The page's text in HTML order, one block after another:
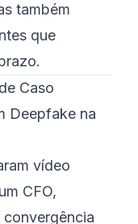
também
que
Caso
Deepfake na
vídeo
CFO,